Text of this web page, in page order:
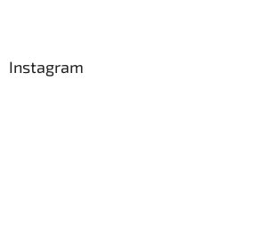
Instagram